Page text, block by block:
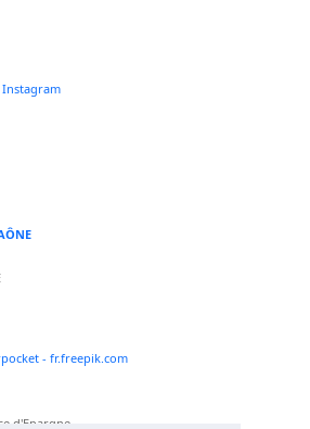
Instagram
- fr.freepik.com
sécurisé Caisse d'Epargne